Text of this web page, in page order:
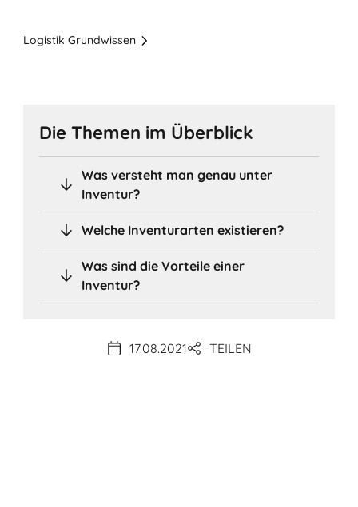
Logistik Grundwissen
Die Themen im Überblick
Was versteht man genau unter
Inventur?
Welche Inventurarten existieren?
Was sind die Vorteile einer
Inventur?
17.08.2021 TEILEN